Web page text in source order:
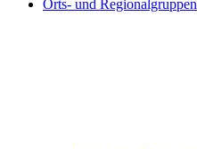
Orts- und Regionalgruppen